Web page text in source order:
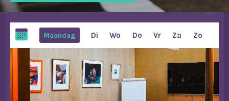
Maandag Di Wo Do Vr Za Zo